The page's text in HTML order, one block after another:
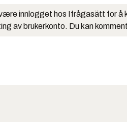
innlogget hos Ifrågasätt for å
av brukerkonto. Du kan